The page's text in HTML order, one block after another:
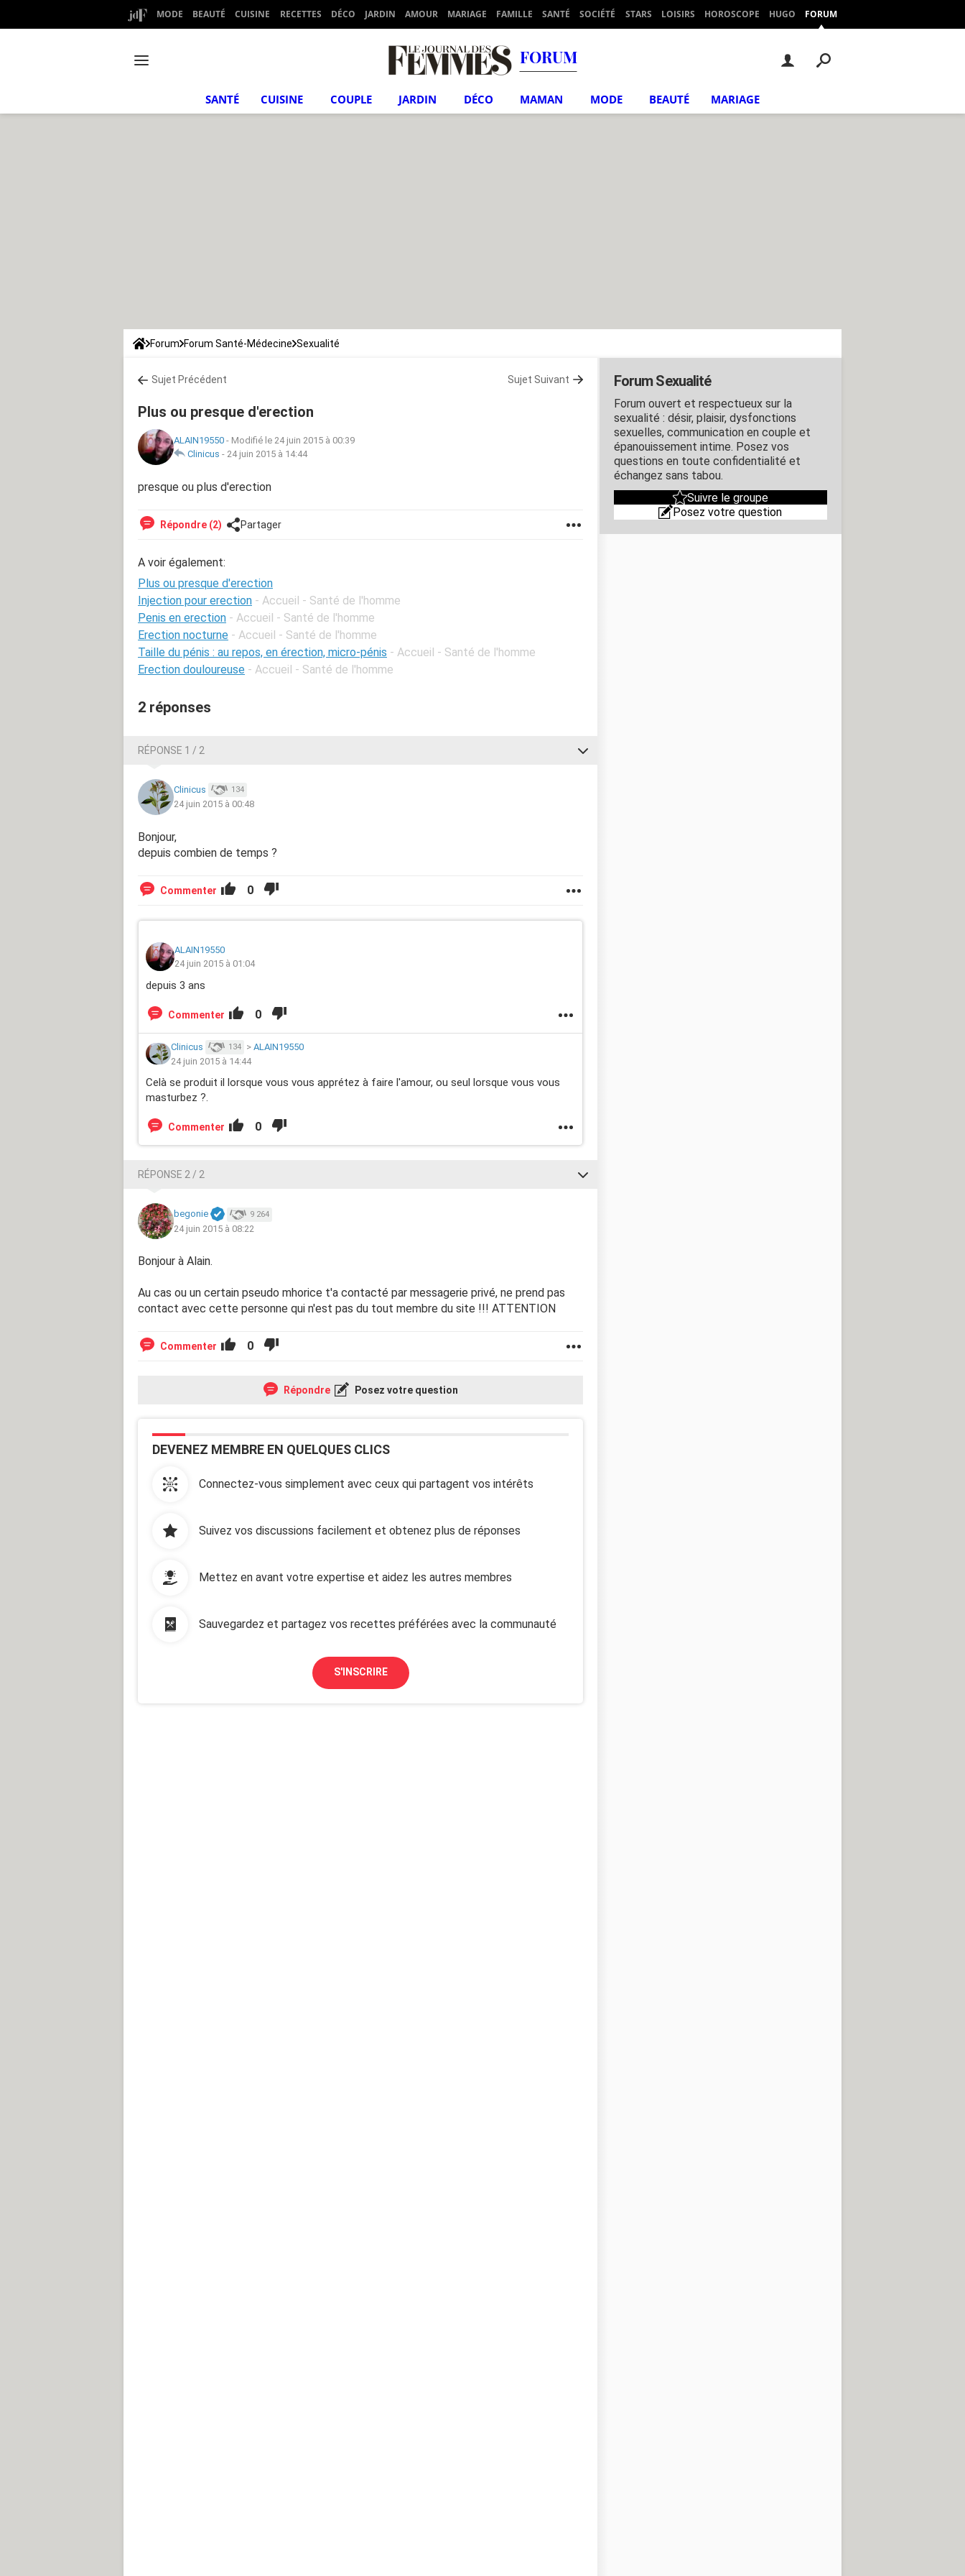
MODE BEAUTÉ CUISINE RECETTES DÉCO JARDIN AMOUR MARIAGE FAMILLE SANTÉ SOCIÉTÉ STARS LOISIRS HOROSCOPE HUGO FORUM
FORUM
SANTÉ CUISINE COUPLE JARDIN DÉCO MAMAN MODE BEAUTÉ MARIAGE
Forum Forum Santé-Médecine Sexualité
Sujet Précédent Sujet Suivant
Plus ou presque d'erection
ALAIN19550 - Modifié le 24 juin 2015 à 00:39
Clinicus - 24 juin 2015 à 14:44
presque ou plus d'erection
Répondre (2) Partager
A voir également:
Plus ou presque d'erection
Injection pour erection - Accueil - Santé de l'homme
Penis en erection - Accueil - Santé de l'homme
Erection nocturne - Accueil - Santé de l'homme
Taille du pénis : au repos, en érection, micro-pénis - Accueil - Santé de l'homme
Erection douloureuse - Accueil - Santé de l'homme
2 réponses
RÉPONSE 1 / 2
Clinicus 134
24 juin 2015 à 00:48
Bonjour,
depuis combien de temps ?
Commenter 0
ALAIN19550
24 juin 2015 à 01:04
depuis 3 ans
Commenter 0
Clinicus 134 > ALAIN19550
24 juin 2015 à 14:44
Celà se produit il lorsque vous vous apprétez à faire l'amour, ou seul lorsque vous vous
masturbez ?.
Commenter 0
RÉPONSE 2 / 2
begonie 9 264
24 juin 2015 à 08:22
Bonjour à Alain.
Au cas ou un certain pseudo mhorice t'a contacté par messagerie privé, ne prend pas
contact avec cette personne qui n'est pas du tout membre du site !!! ATTENTION
Commenter 0
Répondre Posez votre question
DEVENEZ MEMBRE EN QUELQUES CLICS
Connectez-vous simplement avec ceux qui partagent vos intérêts
Suivez vos discussions facilement et obtenez plus de réponses
Mettez en avant votre expertise et aidez les autres membres
Sauvegardez et partagez vos recettes préférées avec la communauté
S'INSCRIRE
Forum Sexualité
Forum ouvert et respectueux sur la
sexualité : désir, plaisir, dysfonctions
sexuelles, communication en couple et
épanouissement intime. Posez vos
questions en toute confidentialité et
échangez sans tabou.
Suivre le groupe
Posez votre question